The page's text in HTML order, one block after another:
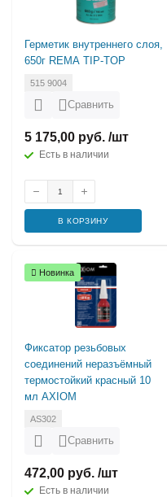
Герметик внутреннего слоя,
650г REMA TIP-TOP
515 9004
Сравнить
5 175,00 руб. /шт
Есть в наличии
В КОРЗИНУ
Новинка
Фиксатор резьбовых
соединений неразъёмный
термостойкий красный 10
мл AXIOM
AS302
Сравнить
472,00 руб. /шт
Есть в наличии